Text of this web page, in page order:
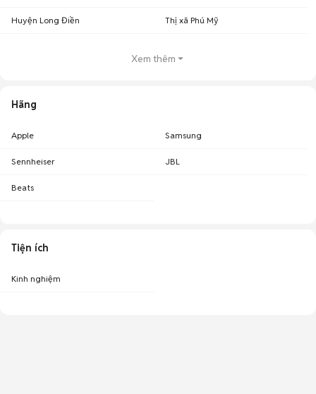
Huyện Long Điền Thị xã Phú Mỹ
Xem thêm
Hãng
Apple Samsung
Sennheiser JBL
Beats
Tiện ích
Kinh nghiệm